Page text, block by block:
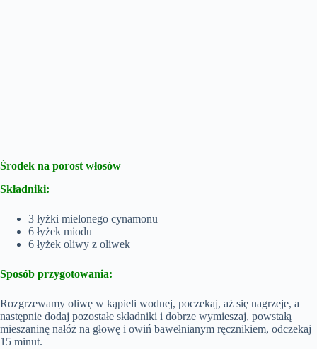
Środek na porost włosów
Składniki:
3 łyżki mielonego cynamonu
6 łyżek miodu
6 łyżek oliwy z oliwek
Sposób przygotowania:
Rozgrzewamy oliwę w kąpieli wodnej, poczekaj, aż się nagrzeje, a
następnie dodaj pozostałe składniki i dobrze wymieszaj, powstałą
mieszaninę nałóż na głowę i owiń bawełnianym ręcznikiem, odczekaj
15 minut.